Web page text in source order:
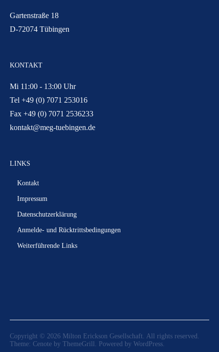
Gartenstraße 18
D-72074 Tübingen
KONTAKT
Mi 11:00 - 13:00 Uhr
Tel +49 (0) 7071 253016
Fax +49 (0) 7071 2536233
kontakt@meg-tuebingen.de
LINKS
Kontakt
Impressum
Datenschutzerklärung
Anmelde- und Rücktrittsbedingungen
Weiterführende Links
Copyright © 2026 Milton Erickson Gesellschaft. All rights reserved.
Theme: Cenote by ThemeGrill. Powered by WordPress.